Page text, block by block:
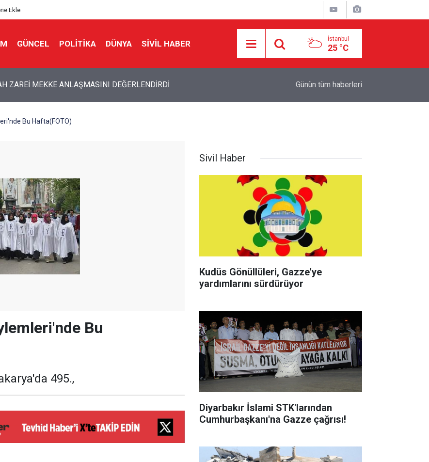
Ekle
GÜNCEL POLITIKA DÜNYA SIVIL HABER İstanbul
25 °C
son dakika açıklamalar!
NEDEN TÜRKİYE’YE TAŞINDI?
Günün tüm haberleri
Bu Hafta(FOTO)
Bu
495.,
Sivil Haber
Kudüs Gönüllüleri, Gazze'ye
yardımlarını sürdürüyor
Diyarbakır İslami STK'larından
Cumhurbaşkanı'na Gazze çağrısı!